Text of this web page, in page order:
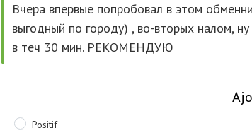
Вчера впервые попробовал в этом
выгодный по городу) , во-вторых налом,
в теч 30 мин. РЕКОМЕНДУЮ
Positif